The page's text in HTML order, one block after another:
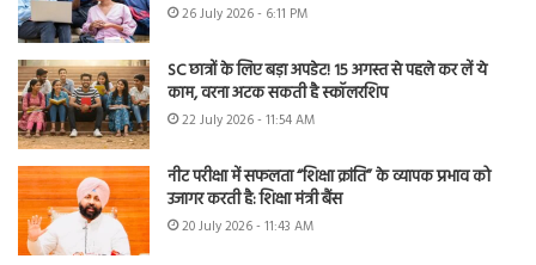
26 July 2026 - 6:11 PM
SC छात्रों के लिए बड़ा अपडेट! 15 अगस्त से पहले कर लें ये
काम, वरना अटक सकती है स्कॉलरशिप
22 July 2026 - 11:54 AM
नीट परीक्षा में सफलता “शिक्षा क्रांति” के व्यापक प्रभाव को
उजागर करती है: शिक्षा मंत्री बैंस
20 July 2026 - 11:43 AM